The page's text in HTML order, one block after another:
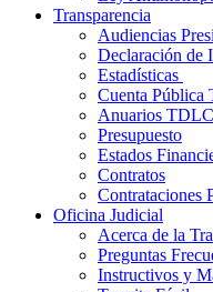
Transparencia
Audiencias
Declaración de
Estadísticas
Cuenta Pública
Anuarios TDLC
Presupuesto
Estados
Contratos
Contrataciones
Oficina Judicial
Acerca de la
Preguntas
Instructivos y